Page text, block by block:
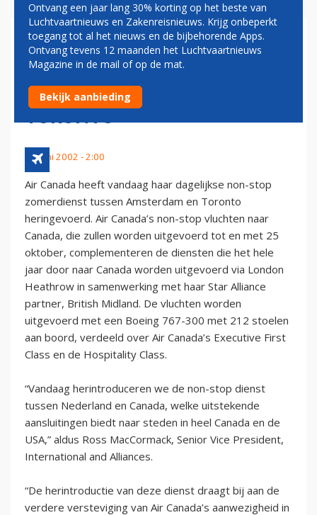
AIR CANADA
HERINTRODUCEERT
NONSTOP VLUCHTEN NAAR
TORONTO
14 juni 2002 - 2:00
Air Canada heeft vandaag haar dagelijkse non-stop
zomerdienst tussen Amsterdam en Toronto
heringevoerd. Air Canada’s non-stop vluchten naar
Canada, die zullen worden uitgevoerd tot en met 25
oktober, complementeren de diensten die het hele
jaar door naar Canada worden uitgevoerd via London
Heathrow in samenwerking met haar Star Alliance
partner, British Midland. De vluchten worden
uitgevoerd met een Boeing 767-300 met 212 stoelen
aan boord, verdeeld over Air Canada’s Executive First
Class en de Hospitality Class.
“Vandaag herintroduceren we de non-stop dienst
tussen Nederland en Canada, welke uitstekende
aansluitingen biedt naar steden in heel Canada en de
USA,” aldus Ross MacCormack, Senior Vice President,
International and Alliances.
“De herintroductie van deze dienst draagt bij aan de
verdere versteviging van Air Canada’s aanwezigheid in
Ontvang een jaar lang 30% korting op het beste van
Luchtvaartnieuws en Zakenreisnieuws. Krijg onbeperkt
toegang tot al het nieuws en de bijbehorende Apps.
Ontvang tevens 12 maanden het Luchtvaartnieuws
Magazine in de mail of op de mat.
Bekijk aanbieding